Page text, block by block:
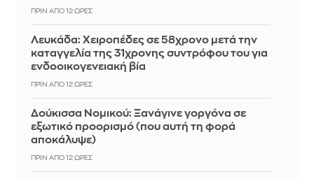
ΠΡΙΝ ΑΠΌ 12 ΏΡΕΣ
Λευκάδα: Χειροπέδες σε 58χρονο μετά την
καταγγελία της 31χρονης συντρόφου του για
ενδοοικογενειακή βία
ΠΡΙΝ ΑΠΌ 12 ΏΡΕΣ
Δούκισσα Νομικού: Ξανάγινε γοργόνα σε
εξωτικό προορισμό (που αυτή τη φορά
αποκάλυψε)
ΠΡΙΝ ΑΠΌ 12 ΏΡΕΣ